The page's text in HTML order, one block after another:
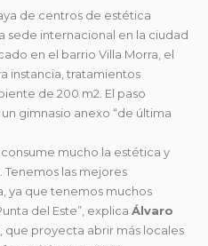
de centros de estética
sede internacional en la ciudad
en el barrio Villa Morra, el
instancia, tratamientos
de 200 m2. El paso
gimnasio anexo “de última
mucho la estética y
las mejores
ya que tenemos muchos
del Este”, explica Álvaro
que proyecta abrir más locales